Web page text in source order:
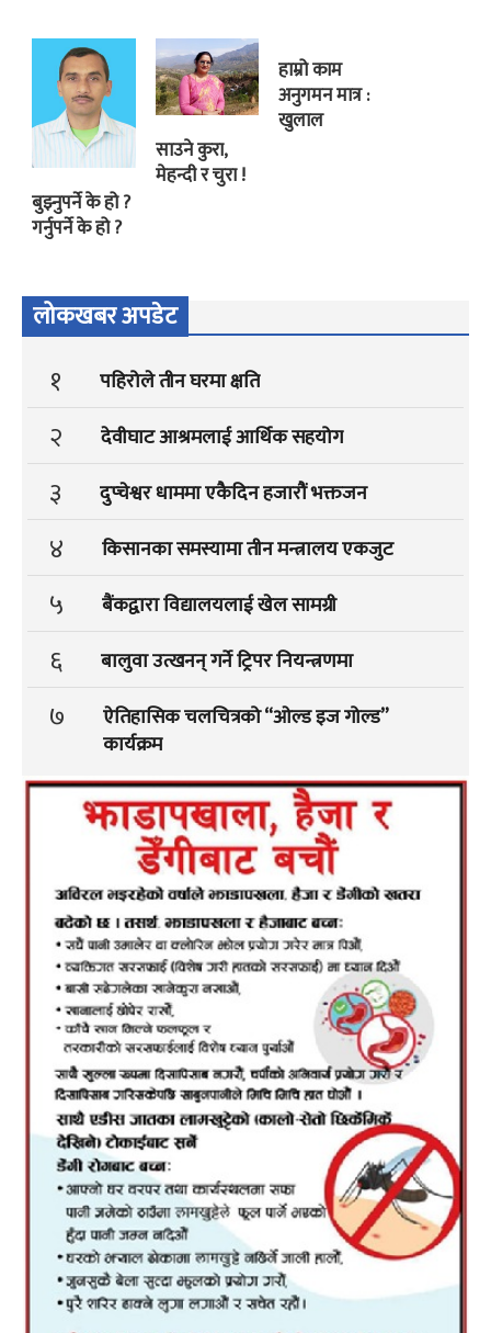
बुझ्नुपर्ने के हो ?
गर्नुपर्ने के हो ?
साउने कुरा,
मेहन्दी र चुरा !
हाम्रो काम
अनुगमन मात्र :
खुलाल
लोकखबर अपडेट
१ पहिरोले तीन घरमा क्षति
२ देवीघाट आश्रमलाई आर्थिक सहयोग
३ दुप्चेश्वर धाममा एकैदिन हजारौं भक्तजन
४ किसानका समस्यामा तीन मन्त्रालय एकजुट
५ बैंकद्वारा विद्यालयलाई खेल सामग्री
६ बालुवा उत्खनन् गर्ने ट्रिपर नियन्त्रणमा
७
ऐतिहासिक चलचित्रको “ओल्ड इज गोल्ड”
कार्यक्रम